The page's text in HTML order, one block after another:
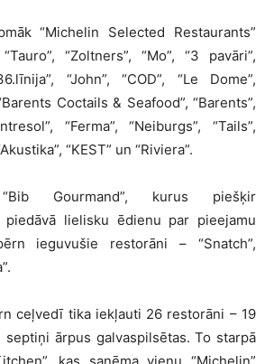
“Michelin Selected Restaurants”
“Zoltners”, “Mo”, “3 pavāri”,
“John”, “COD”, “Le Dome”,
Coctails & Seafood”, “Barents”,
“Ferma”, “Neiburgs”, “Tails”,
“KEST” un “Riviera”.
“Bib Gourmand”, kurus piešķir
piedāvā lielisku ēdienu par pieejamu
ieguvušie restorāni – “Snatch”,
ceļvedī tika iekļauti 26 restorāni – 19
ārpus galvaspilsētas. To starpā